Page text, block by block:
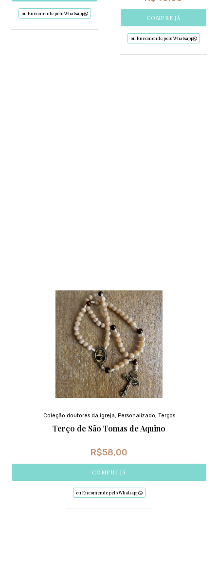
ou Encomende pelo Whatsapp
COMPRE JÁ
ou Encomende pelo Whatsapp
Coleção doutores da igreja, Personalizado, Terços
Terço de São Tomas de Aquino
R$58,00
COMPRE JÁ
ou Encomende pelo Whatsapp